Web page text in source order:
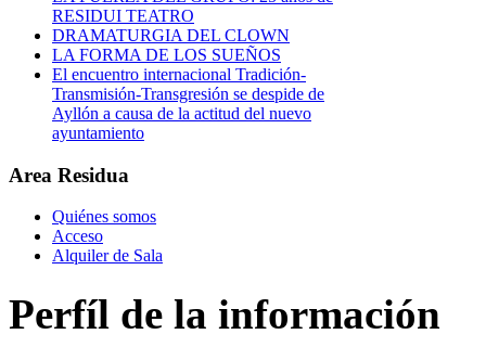
RESIDUI TEATRO
DRAMATURGIA DEL CLOWN
LA FORMA DE LOS SUEÑOS
El encuentro internacional Tradición-
Transmisión-Transgresión se despide de
Ayllón a causa de la actitud del nuevo
ayuntamiento
Area Residua
Quiénes somos
Acceso
Alquiler de Sala
Perfíl de la información